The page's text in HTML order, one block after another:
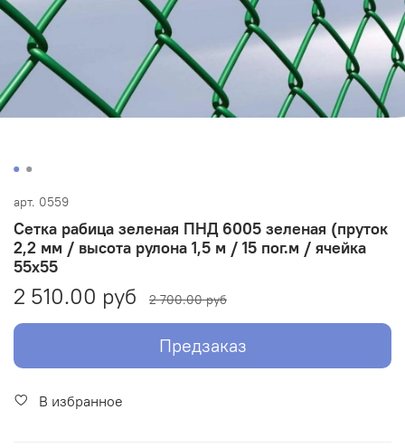
арт. 0559
Сетка рабица зеленая ПНД 6005 зеленая (пруток
2,2 мм / высота рулона 1,5 м / 15 пог.м / ячейка
55х55
2 510.00 руб 2 700.00 руб
Предзаказ
В избранное